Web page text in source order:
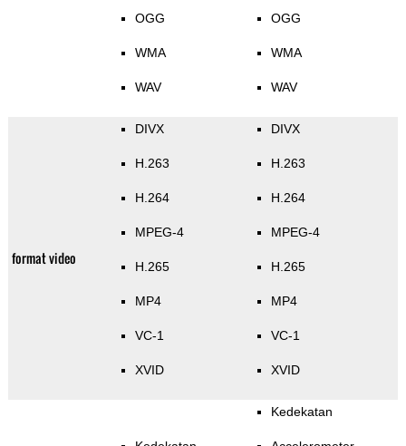
OGG
WMA
WAV
OGG
WMA
WAV
format video
DIVX
H.263
H.264
MPEG-4
H.265
MP4
VC-1
XVID
DIVX
H.263
H.264
MPEG-4
H.265
MP4
VC-1
XVID
Kedekatan